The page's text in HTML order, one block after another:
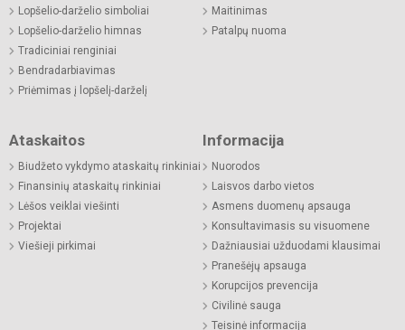
Lopšelio-darželio simboliai
Lopšelio-darželio himnas
Tradiciniai renginiai
Bendradarbiavimas
Priėmimas į lopšelį-darželį
Maitinimas
Patalpų nuoma
Ataskaitos
Biudžeto vykdymo ataskaitų rinkiniai
Finansinių ataskaitų rinkiniai
Lėšos veiklai viešinti
Projektai
Viešieji pirkimai
Informacija
Nuorodos
Laisvos darbo vietos
Asmens duomenų apsauga
Konsultavimasis su visuomene
Dažniausiai užduodami klausimai
Pranešėjų apsauga
Korupcijos prevencija
Civilinė sauga
Teisinė informacija